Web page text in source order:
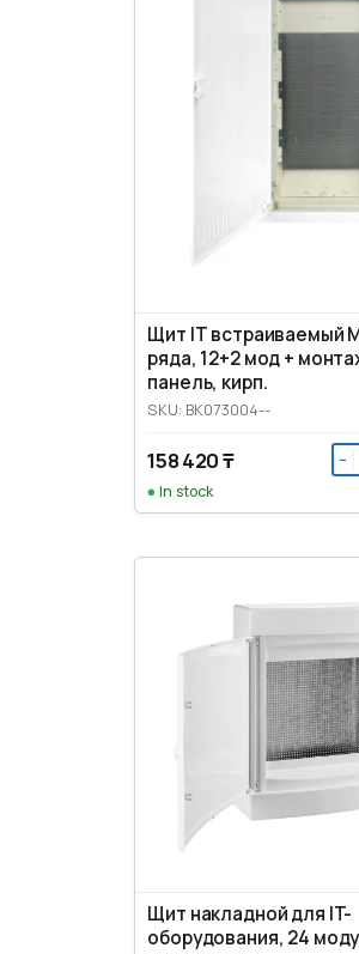
Щит IT встраиваемый
ряда, 12+2 мод +
панель, кирп.
SKU: BK073004--
158 420 ₸ −
In stock
Щит накладной для IT-
оборудования, 24